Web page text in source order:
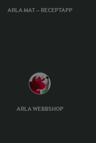
ARLA MAT – RECEPTAPP
ARLA WEBBSHOP